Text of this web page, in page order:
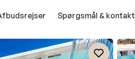
Spørgsmål & kontakt